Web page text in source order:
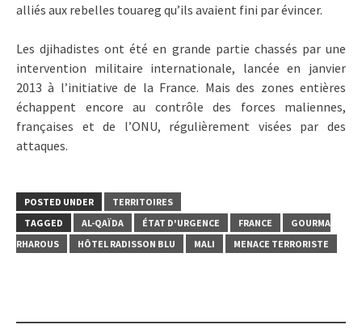
alliés aux rebelles touareg qu’ils avaient fini par évincer.
Les djihadistes ont été en grande partie chassés par une
intervention militaire internationale, lancée en janvier
2013 à l’initiative de la France. Mais des zones entières
échappent encore au contrôle des forces maliennes,
françaises et de l’ONU, régulièrement visées par des
attaques.
POSTED UNDER
TERRITOIRES
TAGGED
AL-QAÏDA ÉTAT D'URGENCE FRANCE
GOURMA
RHAROUS
HÔTEL RADISSON BLU MALI MENACE TERRORISTE